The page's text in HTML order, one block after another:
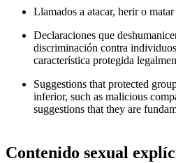
Llamados a atacar, herir o
Declaraciones que
discriminación contra
característica protegida
Suggestions that protected
inferior, such as malicious
suggestions that they are
Contenido sexual